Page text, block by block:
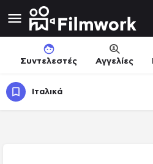
Συντελεστές Αγγελίες
Ιταλικά